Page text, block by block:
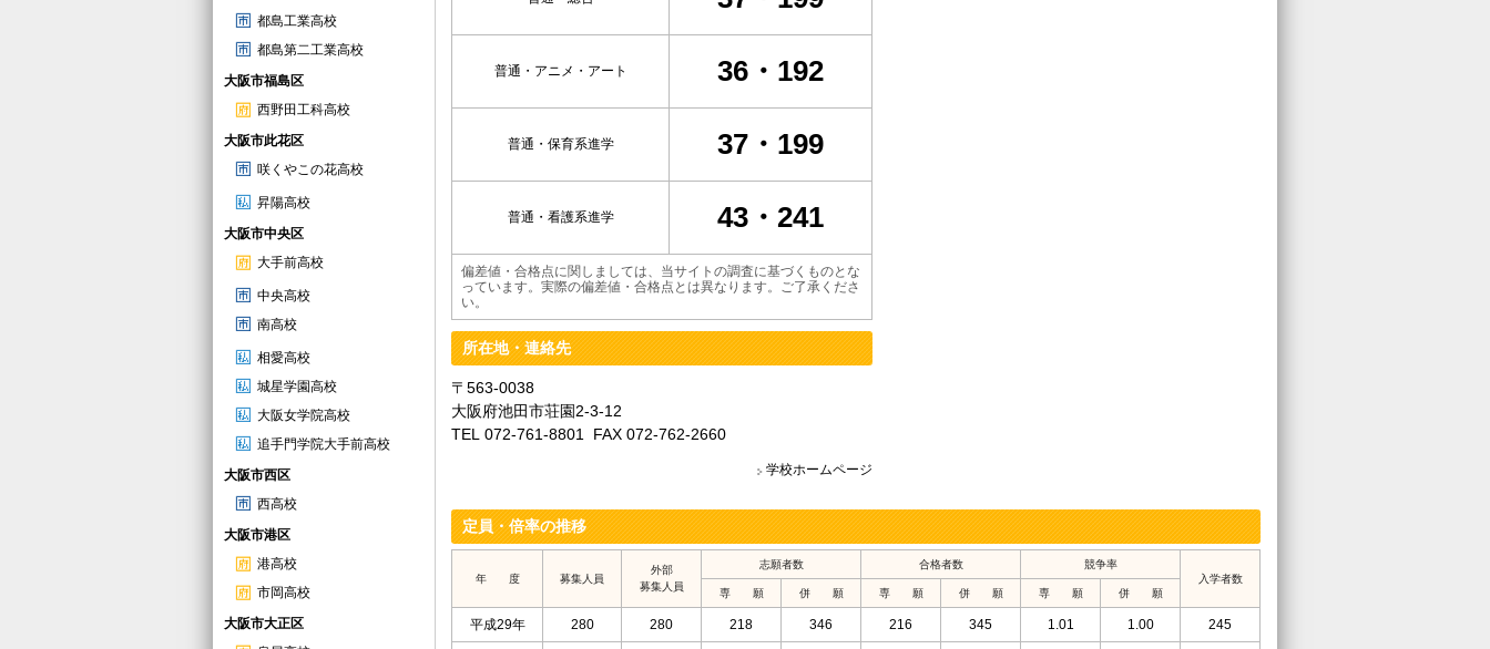
普通・アニメ・アート 36・192
普通・保育系進学 37・199
普通・看護系進学 43・241
偏差値・合格点に関しましては、当サイトの調査に基づくものとな
っています。実際の偏差値・合格点とは異なります。ご了承くださ
い。
所在地・連絡先
〒563-0038
大阪府池田市荘園2-3-12
TEL 072-761-8801 FAX 072-762-2660
学校ホームページ
定員・倍率の推移
年 度 募集人員
外部
募集人員
志願者数 合格者数
競争率
入学者数
専 願
併 願 専 願 併 願 専 願 併 願
平成29年 280 280 218 346 216 345 1.01 1.00 245
都島工業高校
都島第二工業高校
大阪市福島区
西野田工科高校
大阪市此花区
咲くやこの花高校
昇陽高校
大阪市中央区
大手前高校
中央高校
南高校
相愛高校
城星学園高校
大阪女学院高校
追手門学院大手前高校
大阪市西区
西高校
大阪市港区
港高校
市岡高校
大阪市大正区